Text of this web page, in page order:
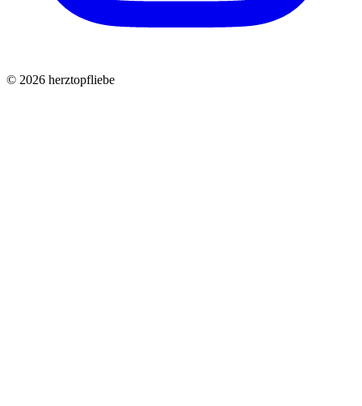
© 2026 herztopfliebe